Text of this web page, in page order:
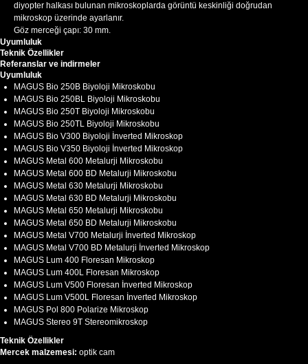
diyopter halkası bulunan mikroskoplarda görüntü keskinliği doğrudan
mikroskop üzerinde ayarlanır.
Göz merceği çapı: 30 mm.
Uyumluluk
Teknik Özellikler
Referanslar ve indirmeler
Uyumluluk
MAGUS Bio 250B Biyoloji Mikroskobu
MAGUS Bio 250BL Biyoloji Mikroskobu
MAGUS Bio 250T Biyoloji Mikroskobu
MAGUS Bio 250TL Biyoloji Mikroskobu
MAGUS Bio V300 Biyoloji İnverted Mikroskop
MAGUS Bio V350 Biyoloji İnverted Mikroskop
MAGUS Metal 600 Metalurji Mikroskobu
MAGUS Metal 600 BD Metalurji Mikroskobu
MAGUS Metal 630 Metalurji Mikroskobu
MAGUS Metal 630 BD Metalurji Mikroskobu
MAGUS Metal 650 Metalurji Mikroskobu
MAGUS Metal 650 BD Metalurji Mikroskobu
MAGUS Metal V700 Metalurji İnverted Mikroskop
MAGUS Metal V700 BD Metalurji İnverted Mikroskop
MAGUS Lum 400 Floresan Mikroskop
MAGUS Lum 400L Floresan Mikroskop
MAGUS Lum V500 Floresan İnverted Mikroskop
MAGUS Lum V500L Floresan İnverted Mikroskop
MAGUS Pol 800 Polarize Mikroskop
MAGUS Stereo 9T Stereomikroskop
Teknik Özellikler
Mercek malzemesi: optik cam